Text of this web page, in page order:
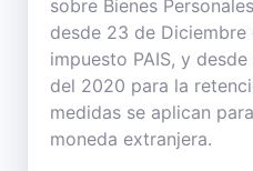
sobre Bienes
desde 23 de Diciembre
impuesto PAIS, y
del 2020 para la
medidas se aplican
moneda extranjera.